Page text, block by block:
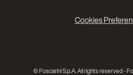
Cookies
© Foscarini S.p.A. All rights reserved -